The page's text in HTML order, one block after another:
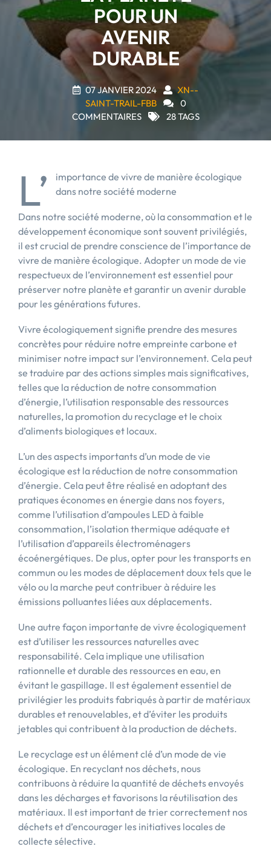
POUR UN
AVENIR
DURABLE
07 JANVIER 2024
XN--
SAINT-TRAIL-FBB
0
COMMENTAIRES
28 TAGS
L’
importance de vivre de manière écologique
dans notre société moderne
Dans notre société moderne, où la consommation et le
développement économique sont souvent privilégiés,
il est crucial de prendre conscience de l’importance de
vivre de manière écologique. Adopter un mode de vie
respectueux de l’environnement est essentiel pour
préserver notre planète et garantir un avenir durable
pour les générations futures.
Vivre écologiquement signifie prendre des mesures
concrètes pour réduire notre empreinte carbone et
minimiser notre impact sur l’environnement. Cela peut
se traduire par des actions simples mais significatives,
telles que la réduction de notre consommation
d’énergie, l’utilisation responsable des ressources
naturelles, la promotion du recyclage et le choix
d’aliments biologiques et locaux.
L’un des aspects importants d’un mode de vie
écologique est la réduction de notre consommation
d’énergie. Cela peut être réalisé en adoptant des
pratiques économes en énergie dans nos foyers,
comme l’utilisation d’ampoules LED à faible
consommation, l’isolation thermique adéquate et
l’utilisation d’appareils électroménagers
écoénergétiques. De plus, opter pour les transports en
commun ou les modes de déplacement doux tels que le
vélo ou la marche peut contribuer à réduire les
émissions polluantes liées aux déplacements.
Une autre façon importante de vivre écologiquement
est d’utiliser les ressources naturelles avec
responsabilité. Cela implique une utilisation
rationnelle et durable des ressources en eau, en
évitant le gaspillage. Il est également essentiel de
privilégier les produits fabriqués à partir de matériaux
durables et renouvelables, et d’éviter les produits
jetables qui contribuent à la production de déchets.
Le recyclage est un élément clé d’un mode de vie
écologique. En recyclant nos déchets, nous
contribuons à réduire la quantité de déchets envoyés
dans les décharges et favorisons la réutilisation des
matériaux. Il est important de trier correctement nos
déchets et d’encourager les initiatives locales de
collecte sélective.